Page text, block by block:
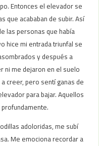
Entonces el elevador se
que acababan de subir. Así
las personas que había
hice mi entrada triunfal se
y después a
ni me dejaron en el suelo
creer, pero sentí ganas de
para bajar. Aquellos
adoloridas, me subí
Me emociona recordar a